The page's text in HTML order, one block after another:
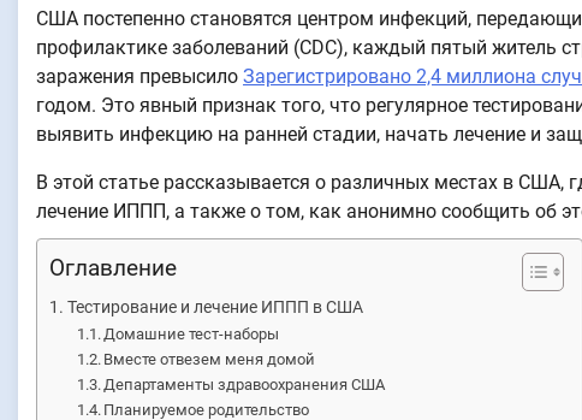
США постепенно становятся центром инфекций,
профилактике заболеваний (CDC), каждый пятый житель
заражения превысило Зарегистрировано 2,4 миллиона
годом. Это явный признак того, что регулярное
выявить инфекцию на ранней стадии, начать лечение и
В этой статье рассказывается о различных местах в США,
лечение ИППП, а также о том, как анонимно сообщить об
Оглавление
Тестирование и лечение ИППП в США
Домашние тест-наборы
Вместе отвезем меня домой
Департаменты здравоохранения США
Планируемое родительство